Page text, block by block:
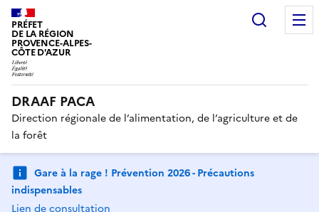
PRÉFET
DE LA RÉGION
PROVENCE-ALPES-
CÔTE D'AZUR
DRAAF PACA
Direction régionale de l’alimentation, de l’agriculture et de
la forêt
Gare à la rage ! Prévention 2026 - Précautions
indispensables
Lien de consultation